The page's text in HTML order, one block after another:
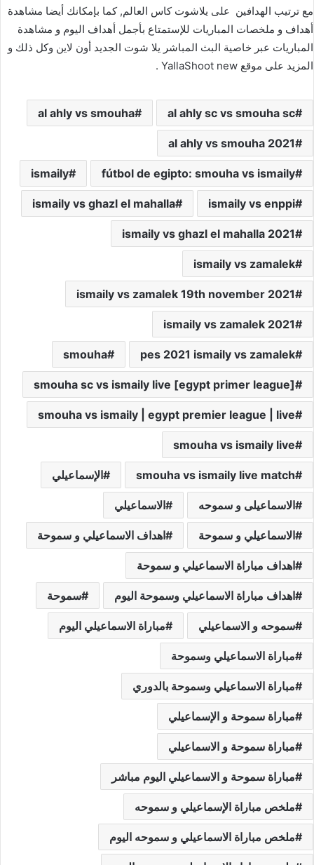
مع ترتيب الهدافين على يلاشوت كاس العالم, كما بإمكانك أيضا مشاهدة
أهداف و ملخصات المباريات للإستمتاع بأجمل أهداف اليوم و مشاهدة
المباريات عبر خاصية البث المباشر يلا شوت الجديد أون لاين وكل ذلك و
المزيد على موقع YallaShoot new .
al ahly sc vs smouha sc
al ahly vs smouha
al ahly vs smouha 2021
fútbol de egipto: smouha vs ismaily
ismaily
ismaily vs enppi
ismaily vs ghazl el mahalla
ismaily vs ghazl el mahalla 2021
ismaily vs zamalek
ismaily vs zamalek 19th november 2021
ismaily vs zamalek 2021
pes 2021 ismaily vs zamalek
smouha
smouha sc vs ismaily live [egypt primer league]
smouha vs ismaily | egypt premier league | live
smouha vs ismaily live
smouha vs ismaily live match الإسماعيلي
الاسماعيلى و سموحه الاسماعيلي
الاسماعيلي و سموحة اهداف الاسماعيلي و سموحة
اهداف مباراة الاسماعيلي و سموحة
اهداف مباراة الاسماعيلي وسموحة اليوم سموحة
سموحه و الاسماعيلي مباراة الاسماعيلي اليوم
مباراة الاسماعيلي وسموحة
مباراة الاسماعيلي وسموحة بالدوري
مباراة سموحة و الإسماعيلي
مباراة سموحة و الاسماعيلي
مباراة سموحة و الاسماعيلي اليوم مباشر
ملخص مباراة الإسماعيلي و سموحه
ملخص مباراة الاسماعيلي و سموحه اليوم